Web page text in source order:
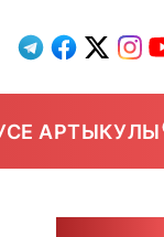
АРТЫКУЛЫ